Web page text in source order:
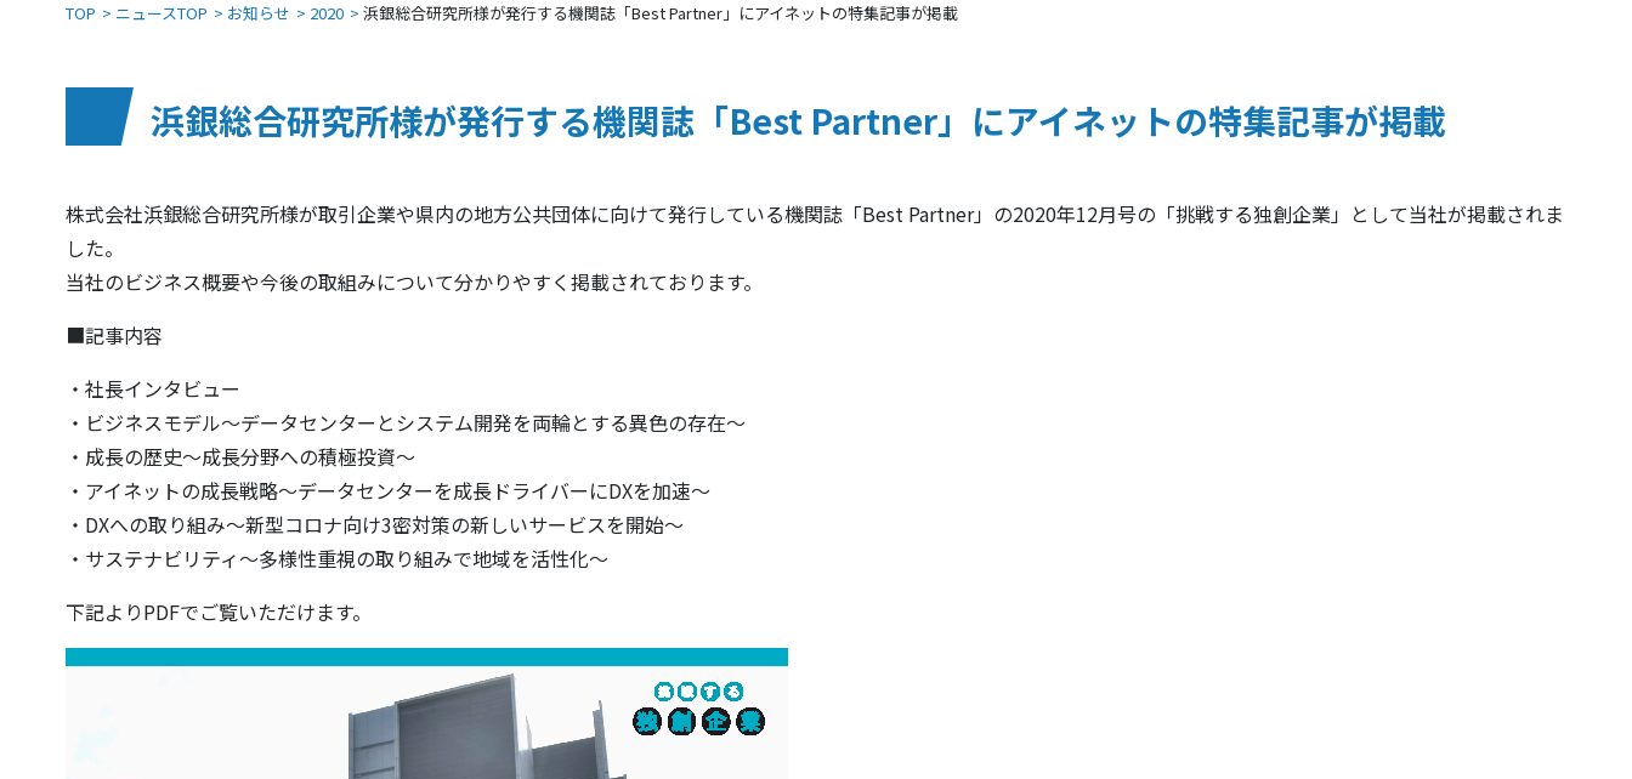
TOP ニュースTOP お知らせ 2020 浜銀総合研究所様が発行する機関誌「Best Partner」にアイネットの特集記事が掲載
浜銀総合研究所様が発行する機関誌「Best Partner」にアイネットの特集記事が掲載
株式会社浜銀総合研究所様が取引企業や県内の地方公共団体に向けて発行している機関誌「Best Partner」の2020年12月号の「挑戦する独創企業」として当社が掲載されま
した。
当社のビジネス概要や今後の取組みについて分かりやすく掲載されております。
■記事内容
・社長インタビュー
・ビジネスモデル～データセンターとシステム開発を両輪とする異色の存在～
・成長の歴史～成長分野への積極投資～
・アイネットの成長戦略～データセンターを成長ドライバーにDXを加速～
・DXへの取り組み～新型コロナ向け3密対策の新しいサービスを開始～
・サステナビリティ～多様性重視の取り組みで地域を活性化～
下記よりPDFでご覧いただけます。